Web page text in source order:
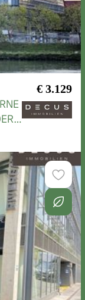
€ 3.129